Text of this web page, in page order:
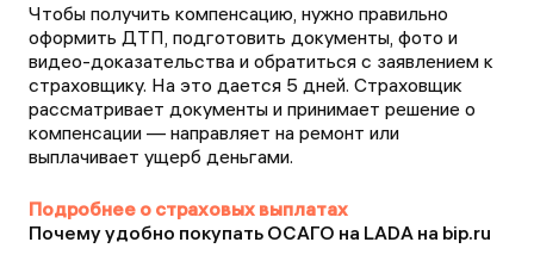
Чтобы получить компенсацию, нужно правильно
оформить ДТП, подготовить документы, фото и
видео-доказательства и обратиться с заявлением к
страховщику. На это дается 5 дней. Страховщик
рассматривает документы и принимает решение о
компенсации — направляет на ремонт или
выплачивает ущерб деньгами.
Подробнее о страховых выплатах
Почему удобно покупать ОСАГО на LADA на bip.ru